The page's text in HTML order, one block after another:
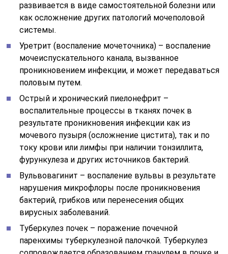
развивается в виде самостоятельной болезни или
как осложнение других патологий мочеполовой
системы.
Уретрит (воспаление мочеточника) – воспаление
мочеиспускательного канала, вызванное
проникновением инфекции, и может передаваться
половым путем.
Острый и хронический пиелонефрит –
воспалительные процессы в тканях почек в
результате проникновения инфекции как из
мочевого пузыря (осложнение цистита), так и по
току крови или лимфы при наличии тонзиллита,
фурункулеза и других источников бактерий.
Вульвовагинит – воспаление вульвы в результате
нарушения микрофлоры после проникновения
бактерий, грибков или перенесения общих
вирусных заболеваний.
Туберкулез почек – поражение почечной
паренхимы туберкулезной палочкой. Туберкулез